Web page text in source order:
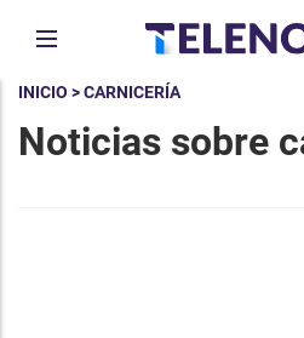
INICIO > CARNICERÍA
Noticias sobre